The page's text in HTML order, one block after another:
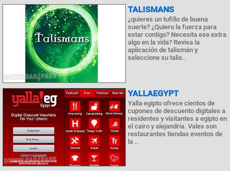
TALISMANS
¿quieres un tufillo de buena
suerte? ¿Quiero la fuerza para
estar contigo? Necesita ese extra
algo en la vida? Revisa la
aplicación de talismán y
seleccione su talis..
YALLAEGYPT
Yalla egipto ofrece cientos de
cupones de descuento digitales a
residentes y visitantes a egipto en
el cairo y alejandría. Vales son
restaurantes tiendas eventos de
la ..